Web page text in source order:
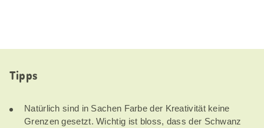
Tipps
Natürlich sind in Sachen Farbe der Kreativität keine
Grenzen gesetzt. Wichtig ist bloss, dass der Schwanz